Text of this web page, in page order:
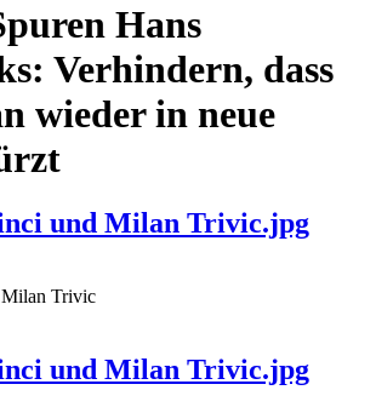
Hans
Verhindern, dass
wieder in neue
und Milan Trivic.jpg
Trivic
und Milan Trivic.jpg